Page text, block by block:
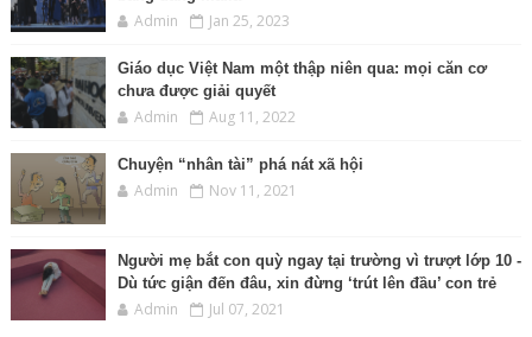
Admin Jan 25, 2023
Giáo dục Việt Nam một thập niên qua: mọi căn cơ
chưa được giải quyết
Admin Aug 11, 2022
Chuyện “nhân tài” phá nát xã hội
Admin Nov 11, 2021
Người mẹ bắt con quỳ ngay tại trường vì trượt lớp 10 -
Dù tức giận đến đâu, xin đừng ‘trút lên đầu’ con trẻ
Admin Jul 07, 2021